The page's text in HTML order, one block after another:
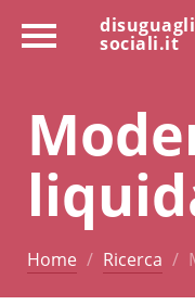
sociali.it
Home Ricerca